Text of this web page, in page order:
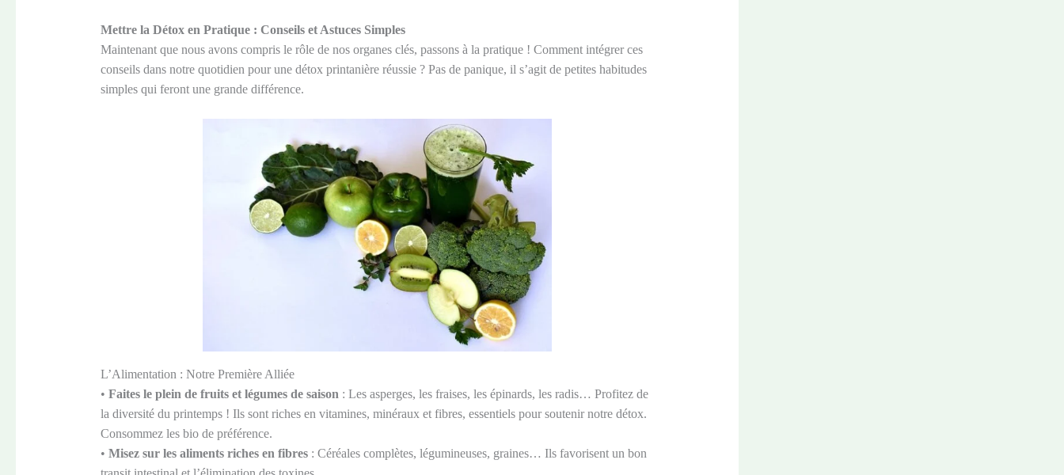
Mettre la Détox en Pratique : Conseils et Astuces Simples
Maintenant que nous avons compris le rôle de nos organes clés, passons à la pratique ! Comment intégrer ces
conseils dans notre quotidien pour une détox printanière réussie ? Pas de panique, il s’agit de petites habitudes
simples qui feront une grande différence.
L’Alimentation : Notre Première Alliée
• Faites le plein de fruits et légumes de saison : Les asperges, les fraises, les épinards, les radis… Profitez de
la diversité du printemps ! Ils sont riches en vitamines, minéraux et fibres, essentiels pour soutenir notre détox.
Consommez les bio de préférence.
• Misez sur les aliments riches en fibres: Céréales complètes, légumineuses, graines… Ils favorisent un bon